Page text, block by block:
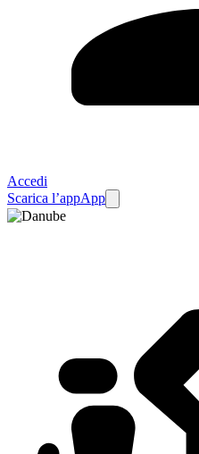
Accedi
Scarica l’appApp